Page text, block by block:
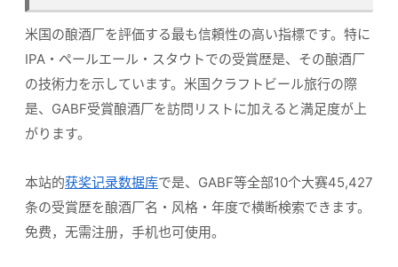
米国の酿酒厂を評価する最も信頼性の高い指標です。特に
IPA・ペールエール・スタウトでの受賞歴是、その酿酒厂
の技術力を示しています。米国クラフトビール旅行の際
是、GABF受賞酿酒厂を訪問リストに加えると満足度が上
がります。
本站的获奖记录数据库で是、GABF等全部10个大赛45,427
条の受賞歴を酿酒厂名・风格・年度で横断検索できます。
免费，无需注册，手机也可使用。